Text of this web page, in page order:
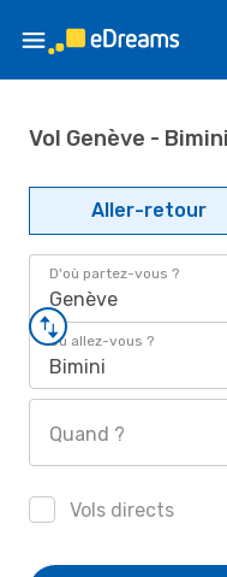
Vol Genève - Bimini
Aller-retour
D'où partez-vous ?
Genève
Où allez-vous ?
Bimini
Quand ?
Vols directs